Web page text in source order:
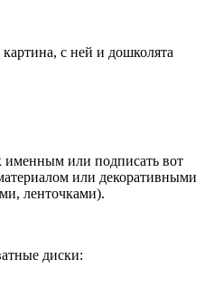
с ней и дошколята
именным или подписать вот
или декоративными
ленточками).
диски: